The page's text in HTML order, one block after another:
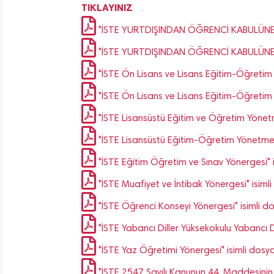
TIKLAYINIZ
"İSTE YURTDIŞINDAN ÖĞRENCİ
"İSTE YURTDIŞINDAN ÖĞRENCİ
"İSTE Ön Lisans ve Lisans Eğitim-
"İSTE Ön Lisans ve Lisans Eğitim-
"İSTE Lisansüstü Eğitim ve Öğretim
"İSTE Lisansüstü Eğitim-Öğretim
"İSTE Eğitim Öğretim ve Sınav
"İSTE Muafiyet ve İntibak Yönergesi"
"İSTE Öğrenci Konseyi Yönergesi" isimli
"İSTE Yabancı Diller Yüksekokulu
"İSTE Yaz Öğretimi Yönergesi" isimli